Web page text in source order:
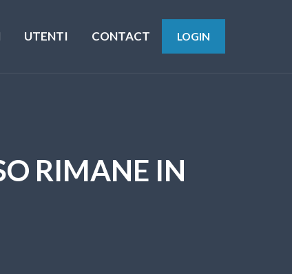
UTENTI CONTACT LOGIN
RIMANE IN